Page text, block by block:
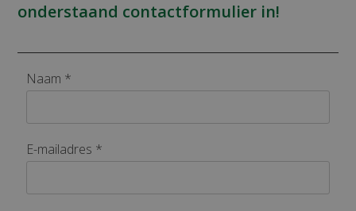
onderstaand contactformulier in!
Naam *
E-mailadres *